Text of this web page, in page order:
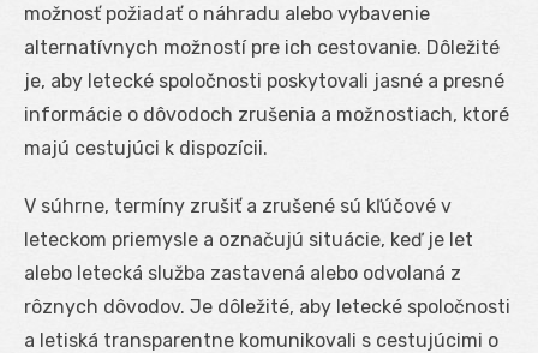
možnosť požiadať o náhradu alebo vybavenie
alternatívnych možností pre ich cestovanie. Dôležité
je, aby letecké spoločnosti poskytovali jasné a presné
informácie o dôvodoch zrušenia a možnostiach, ktoré
majú cestujúci k dispozícii.
V súhrne, termíny zrušiť a zrušené sú kľúčové v
leteckom priemysle a označujú situácie, keď je let
alebo letecká služba zastavená alebo odvolaná z
rôznych dôvodov. Je dôležité, aby letecké spoločnosti
a letiská transparentne komunikovali s cestujúcimi o